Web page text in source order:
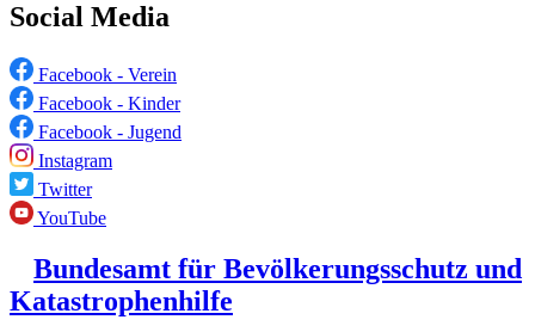
Social Media
Facebook - Verein
Facebook - Kinder
Facebook - Jugend
Instagram
Twitter
YouTube
Bundesamt für Bevölkerungsschutz und
Katastrophenhilfe